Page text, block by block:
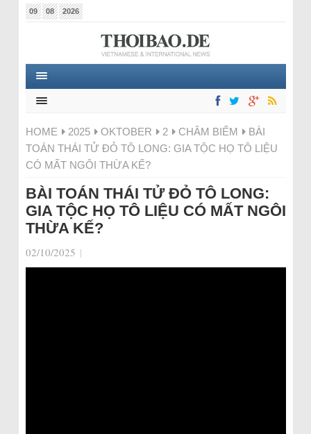
09 08 2026
HOME 2025 OKTOBER 2 CHÂM BIẾM
BÀI
TOÁN THÁI TỬ ĐỎ TÔ LONG: GIA TỘC HỌ TÔ LIỆU
CÓ MẤT NGÔI THỪA KẾ?
BÀI TOÁN THÁI TỬ ĐỎ TÔ LONG:
GIA TỘC HỌ TÔ LIỆU CÓ MẤT NGÔI
THỪA KẾ?
02/10/2025 |